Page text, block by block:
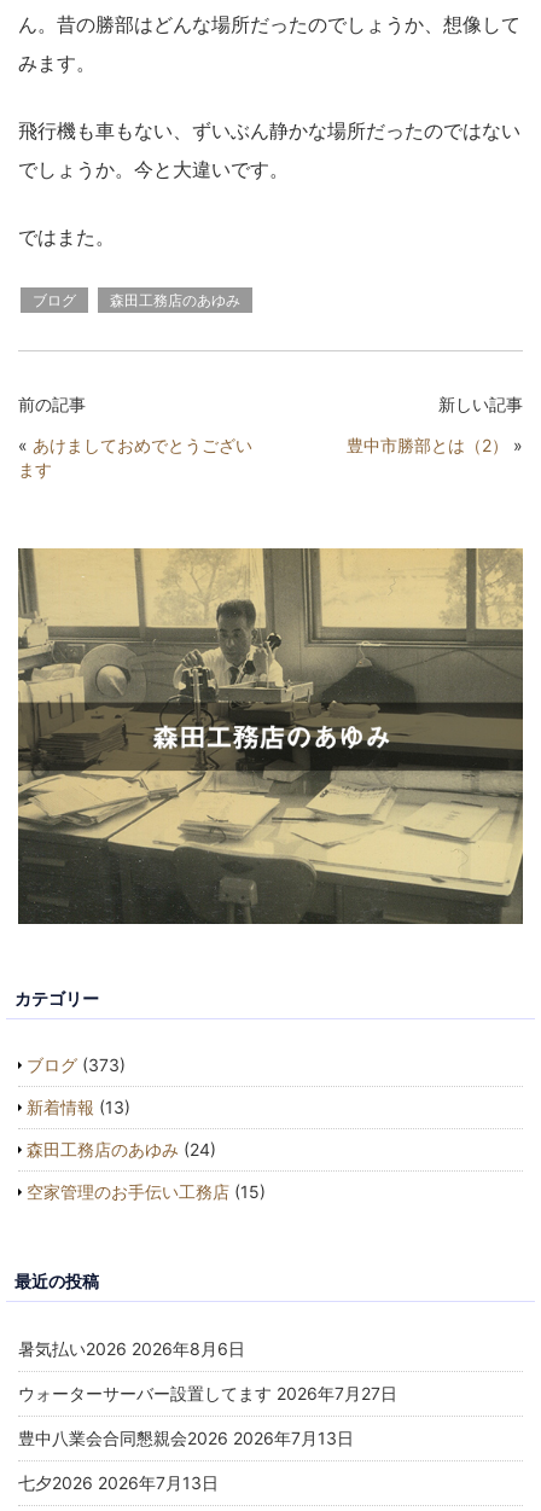
ん。昔の勝部はどんな場所だったのでしょうか、想像して
みます。
飛行機も車もない、ずいぶん静かな場所だったのではない
でしょうか。今と大違いです。
ではまた。
ブログ 森田工務店のあゆみ
前の記事
« あけましておめでとうござい
ます
新しい記事
豊中市勝部とは（2）
»
カテゴリー
ブログ (373)
新着情報 (13)
森田工務店のあゆみ (24)
空家管理のお手伝い工務店 (15)
最近の投稿
暑気払い2026 2026年8月6日
ウォーターサーバー設置してます 2026年7月27日
豊中八業会合同懇親会2026 2026年7月13日
七夕2026 2026年7月13日